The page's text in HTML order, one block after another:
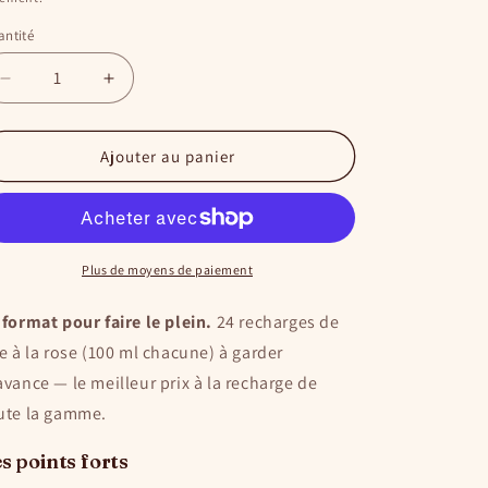
Réduire
la
quantité
Lot
Roll-
ml
Cire
à
la
Rose
Augmenter
la
quantité
de
Lot
24
Roll-
On
ml
Cire
à
Ajouter au panier
Plus de moyens de paiement
format pour faire le plein. 24 recharges de
à la rose (100 ml chacune) à garder
— le meilleur prix à la recharge de
la gamme.
points forts